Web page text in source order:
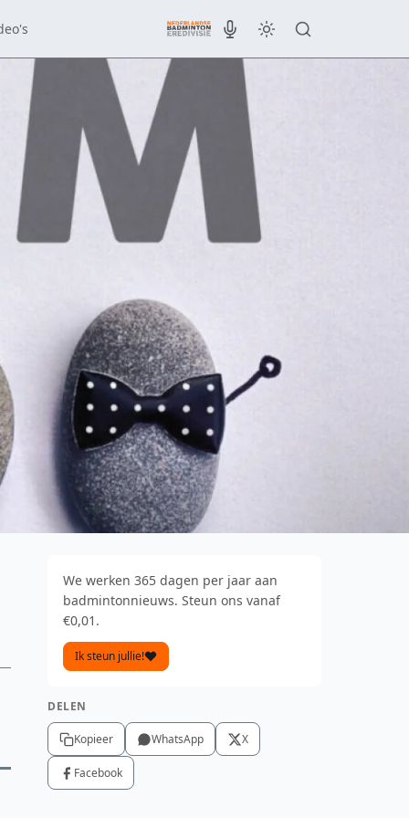
We werken 365 dagen per jaar aan
badmintonnieuws. Steun ons vanaf
€0,01.
Ik steun jullie!
DELEN
Kopieer WhatsApp X
Facebook